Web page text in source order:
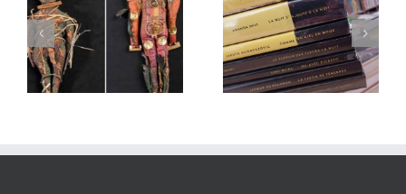
JUILLET 2026 | UNE
BALADE LITTÉRAIRE
EN HISTOIRE DE
L’ART